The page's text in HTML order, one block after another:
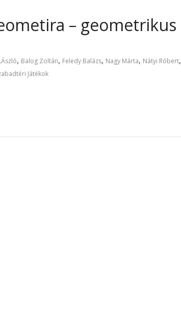
– geometrikus
, Balog Zoltán, Feledy Balázs, Nagy Márta, Nátyi Róbert,
Játékok